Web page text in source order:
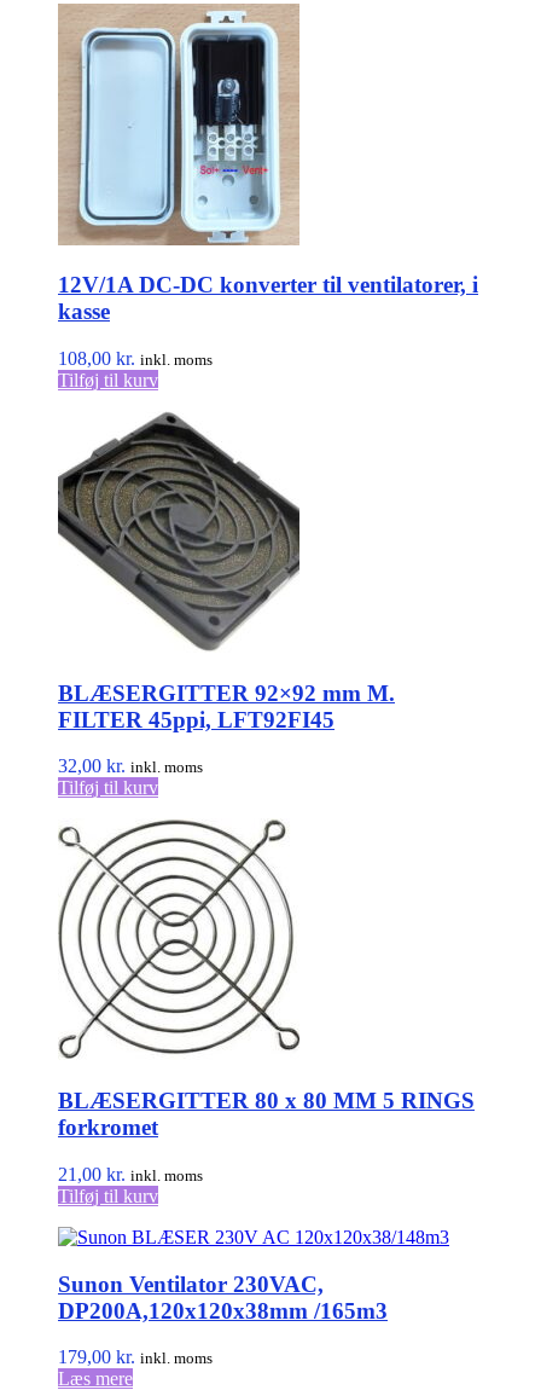
12V/1A DC-DC konverter til ventilatorer, i
kasse
108,00 kr. inkl. moms
Tilføj til kurv
BLÆSERGITTER 92×92 mm M.
FILTER 45ppi, LFT92FI45
32,00 kr. inkl. moms
Tilføj til kurv
BLÆSERGITTER 80 x 80 MM 5 RINGS
forkromet
21,00 kr. inkl. moms
Tilføj til kurv
Sunon Ventilator 230VAC,
DP200A,120x120x38mm /165m3
179,00 kr. inkl. moms
Læs mere